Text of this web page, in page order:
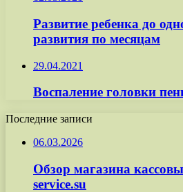
Развитие ребенка до
развития по месяцам
29.04.2021
Воспаление головки
Последние записи
06.03.2026
Обзор магазина
service.su